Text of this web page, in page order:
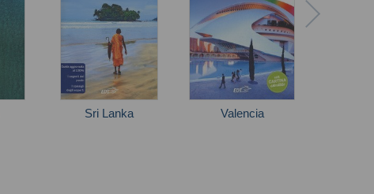
Sri Lanka Valencia